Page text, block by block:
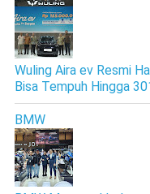
Wuling Aira ev Resmi
Bisa Tempuh Hingga
BMW